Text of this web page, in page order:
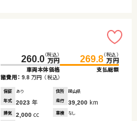
260.0（税込）
万円
車両本体価格
269.8（税込）
万円
支払総額
諸費用： 9.8 万円 （税込）
保証 あり 住所
岡山県
年式
2023 年 走行 39,200 km
排気 2,000 cc 車検 なし